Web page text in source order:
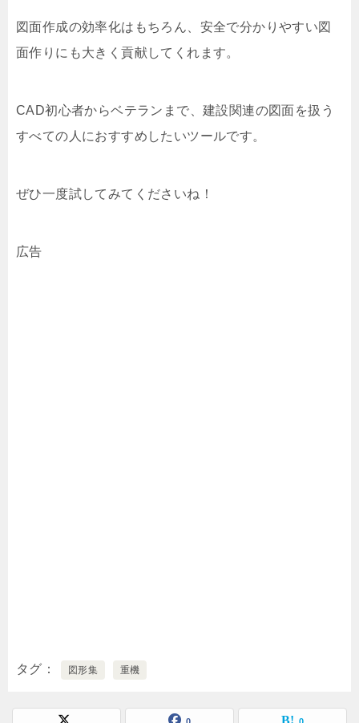
図面作成の効率化はもちろん、安全で分かりやすい図
面作りにも大きく貢献してくれます。
CAD初心者からベテランまで、建設関連の図面を扱う
すべての人におすすめしたいツールです。
ぜひ一度試してみてくださいね！
広告
タグ 図形集 重機